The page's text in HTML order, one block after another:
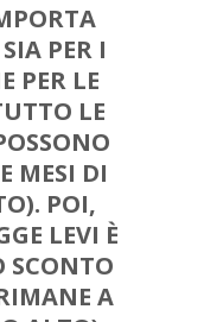
SIA PER I
PER LE
LE
MESI DI
POI,
LEVI È
SCONTO
A